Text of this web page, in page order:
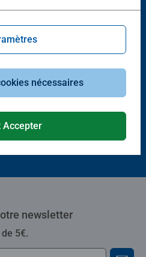
Puzzle adulte
newsletter
5€.
nécessaires
Accepter